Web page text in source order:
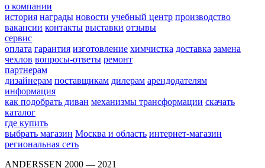
о компании
история награды новости учебный центр производство
вакансии контакты выставки отзывы
сервис
оплата гарантия изготовление химчистка доставка замена
чехлов вопросы-ответы ремонт
партнерам
дизайнерам поставщикам дилерам арендодателям
информация
как подобрать диван механизмы трансформации скачать
каталог
где купить
выбрать магазин Москва и область интернет-магазин
региональная сеть
ANDERSSEN 2000 — 2021